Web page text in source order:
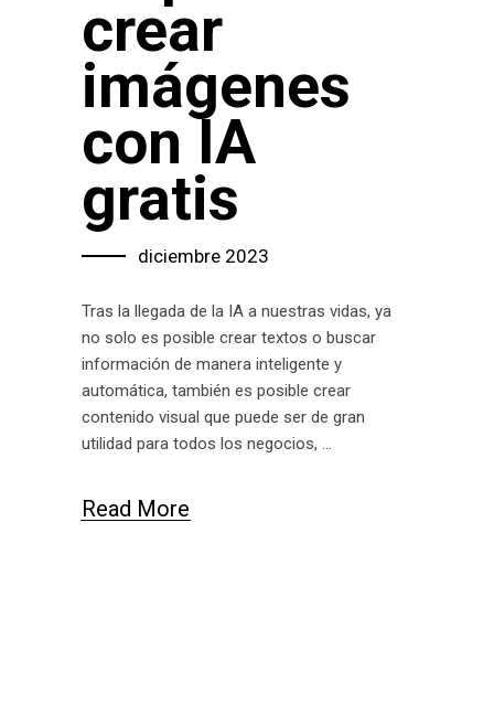
crear
imágenes
con IA
gratis
diciembre 2023
Tras la llegada de la IA a nuestras vidas, ya
no solo es posible crear textos o buscar
información de manera inteligente y
automática, también es posible crear
contenido visual que puede ser de gran
utilidad para todos los negocios,
Read More